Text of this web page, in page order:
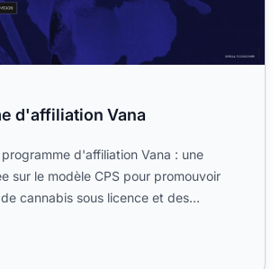
d'affiliation Vana
d'affiliation Vana : une
sur le modèle CPS pour promouvoir
cannabis sous licence et des